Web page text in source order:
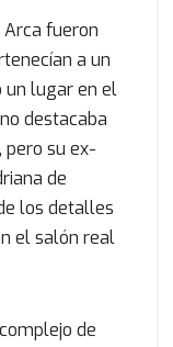
fueron
a un
un lugar en el
destacaba
pero su ex-
de
los detalles
el salón real
de